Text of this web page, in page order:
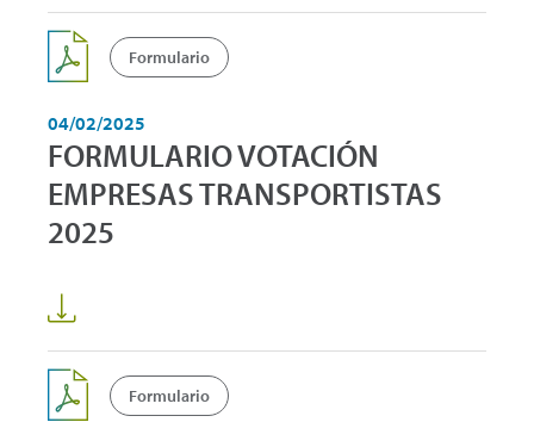
Formulario
04/02/2025
FORMULARIO VOTACIÓN
EMPRESAS TRANSPORTISTAS
2025
Formulario